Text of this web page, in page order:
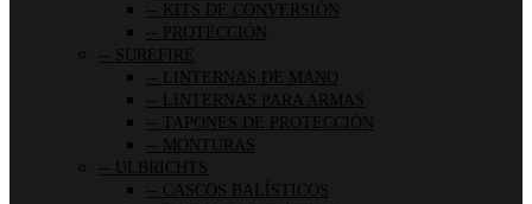
KITS DE CONVERSIÓN
PROTECCIÓN
SUREFIRE
LINTERNAS DE MANO
LINTERNAS PARA ARMAS
TAPONES DE PROTECCIÓN
MONTURAS
ULBRICHTS
CASCOS BALÍSTICOS